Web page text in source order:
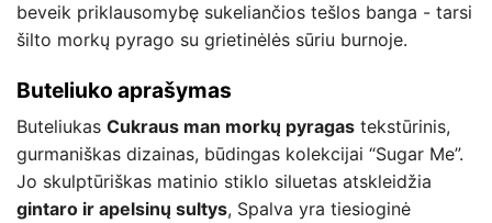
beveik priklausomybę sukeliančios tešlos banga - tarsi
šilto morkų pyrago su grietinėlės sūriu burnoje.
Buteliuko aprašymas
Buteliukas Cukraus man morkų pyragas tekstūrinis,
gurmaniškas dizainas, būdingas kolekcijai “Sugar Me”.
Jo skulptūriškas matinio stiklo siluetas atskleidžia
gintaro ir apelsinų sultys, Spalva yra tiesioginė